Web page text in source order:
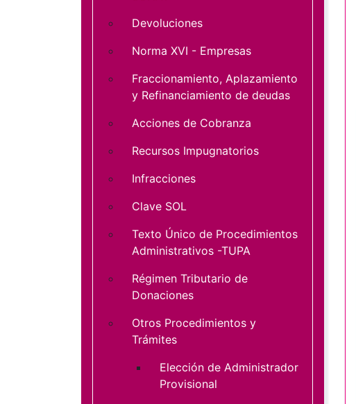
Devoluciones
Norma XVI - Empresas
Fraccionamiento, Aplazamiento
y Refinanciamiento de deudas
Acciones de Cobranza
Recursos Impugnatorios
Infracciones
Clave SOL
Texto Único de Procedimientos
Administrativos -TUPA
Régimen Tributario de
Donaciones
Otros Procedimientos y
Trámites
Elección de Administrador
Provisional